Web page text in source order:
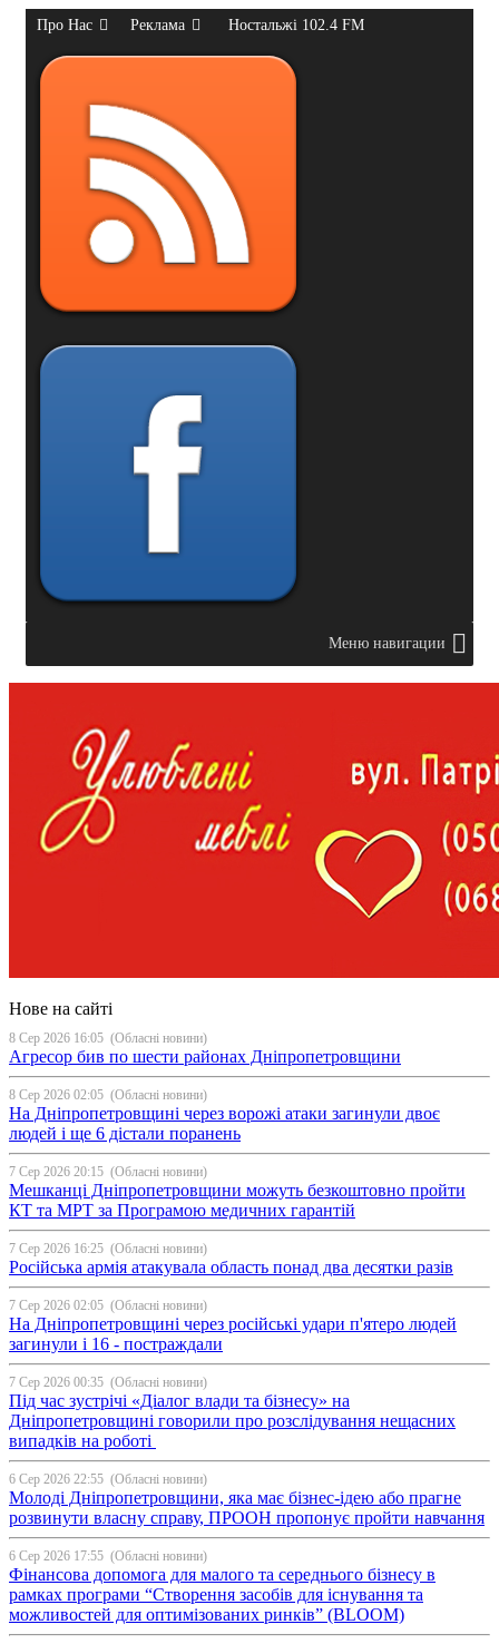
Про Нас Реклама Ностальжі 102.4 FM
Меню навигации
Нове на сайті
8 Сер 2026 16:05 (Обласні новини)
Агресор бив по шести районах Дніпропетровщини
8 Сер 2026 02:05 (Обласні новини)
На Дніпропетровщині через ворожі атаки загинули двоє
людей і ще 6 дістали поранень
7 Сер 2026 20:15 (Обласні новини)
Мешканці Дніпропетровщини можуть безкоштовно пройти
КТ та МРТ за Програмою медичних гарантій
7 Сер 2026 16:25 (Обласні новини)
Російська армія атакувала область понад два десятки разів
7 Сер 2026 02:05 (Обласні новини)
На Дніпропетровщині через російські удари п'ятеро людей
загинули і 16 - постраждали
7 Сер 2026 00:35 (Обласні новини)
Під час зустрічі «Діалог влади та бізнесу» на
Дніпропетровщині говорили про розслідування нещасних
випадків на роботі
6 Сер 2026 22:55 (Обласні новини)
Молоді Дніпропетровщини, яка має бізнес-ідею або прагне
розвинути власну справу, ПРООН пропонує пройти навчання
6 Сер 2026 17:55 (Обласні новини)
Фінансова допомога для малого та середнього бізнесу в
рамках програми “Створення засобів для існування та
можливостей для оптимізованих ринків” (BLOOM)